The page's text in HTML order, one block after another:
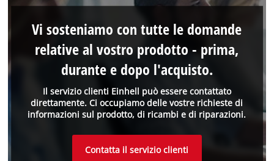
Il servizio clienti Einhell può essere contattato
direttamente. Ci occupiamo delle vostre richieste di
informazioni sul prodotto, di ricambi e di riparazioni.
Vi sosteniamo con tutte le domande
relative al vostro prodotto - prima,
durante e dopo l'acquisto.
Contatta il servizio clienti